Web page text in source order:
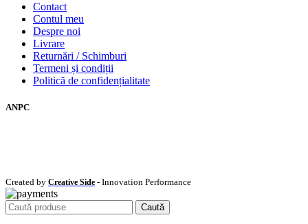
Contact
Contul meu
Despre noi
Livrare
Returnări / Schimburi
Termeni și condiții
Politică de confidențialitate
ANPC
Created by Creative Side - Innovation Performance
Caută